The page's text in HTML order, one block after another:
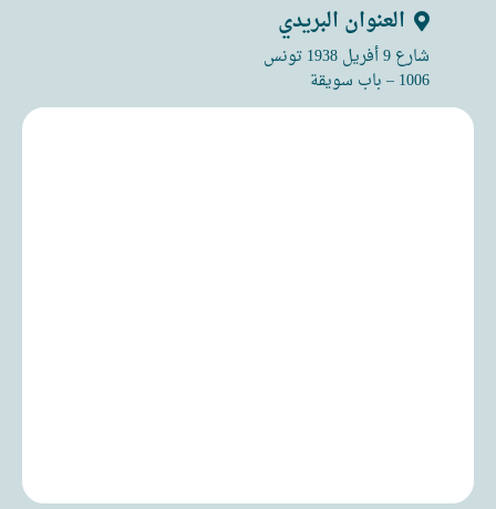
العنوان البريدي
شارع 9 أفريل 1938 تونس
1006 – باب سويقة